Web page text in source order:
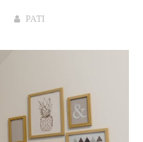
PATI